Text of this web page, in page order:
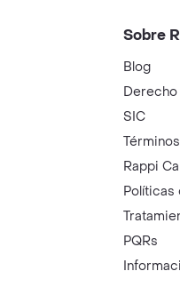
Sobre
Blog
SIC
Rappi
Políticas
PQRs